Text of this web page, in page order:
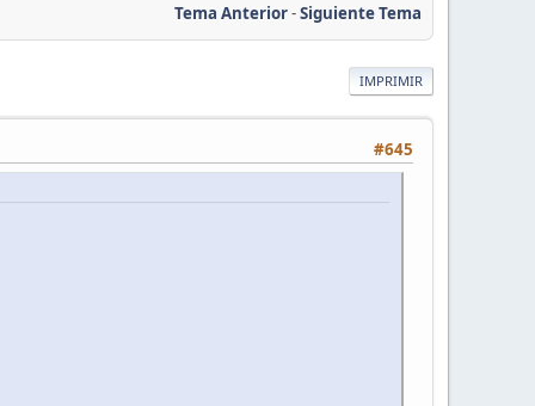
Tema Anterior-Siguiente Tema
IMPRIMIR
#645